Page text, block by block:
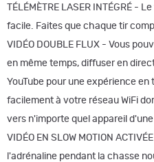
TÉLÉMÈTRE LASER INTÉGRÉ -
facile. Faites que chaque tir
VIDÉO DOUBLE FLUX - Vous
en même temps, diffuser en
YouTube pour une expérience
facilement à votre réseau WiFi
vers n'importe quel appareil
VIDÉO EN SLOW MOTION
l'adrénaline pendant la chasse